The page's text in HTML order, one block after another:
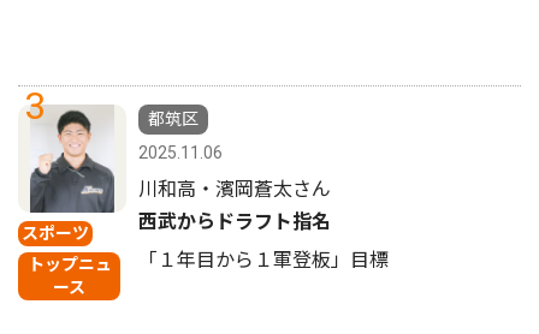
3
スポーツ
トップニュ
ース
都筑区
2025.11.06
川和高・濱岡蒼太さん
西武からドラフト指名
「１年目から１軍登板」目標